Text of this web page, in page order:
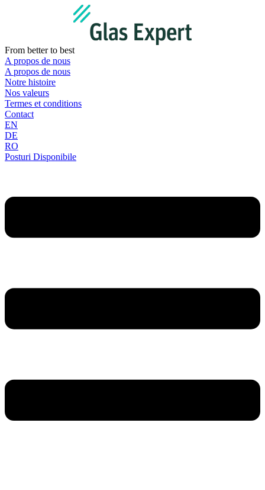
From better to best
A propos de nous
A propos de nous
Notre histoire
Nos valeurs
Termes et conditions
Contact
EN
DE
RO
Posturi Disponibile